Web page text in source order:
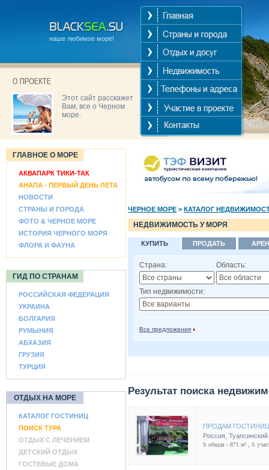
наше любимое море!
Этот сайт расскажет
Вам, все о Черном
море.
ГЛАВНОЕ О МОРЕ
АКВАПАРК ТИКИ-ТАК
АНАПА - ПЕРВЫЙ ДЕНЬ ЛЕТА
НОВОСТИ
СТРАНЫ И ГОРОДА
ФОТО & ЧЕРНОЕ МОРЕ
ИСТОРИЯ ЧЕРНОГО МОРЯ
ФЛОРА И ФАУНА
ГИД ПО СТРАНАМ
РОССИЙСКАЯ ФЕДЕРАЦИЯ
УКРАИНА
БОЛГАРИЯ
РУМЫНИЯ
АБХАЗИЯ
ГРУЗИЯ
ТУРЦИЯ
ОТДЫХ НА МОРЕ
КАТАЛОГ ГОСТИНИЦ
ПОИСК ТУРА
ОТДЫХ С ЛЕЧЕНИЕМ
ДЕТСКИЙ ОТДЫХ
ГОСТЕВЫЕ ДОМА
ЧЕРНОЕ МОРЕ > КАТАЛОГ
НЕДВИЖИМОСТЬ У МОРЯ
КУПИТЬ ПРОДАТЬ
Страна: Область:
Тип недвижимости:
Все предложения
Результат поиска
ПРОДАМ
Россия
S общая - 871 м² , S